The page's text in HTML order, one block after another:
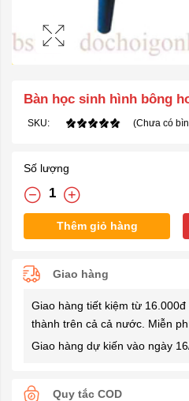
Bàn học sinh hình bông
SKU: (Chưa có
Số lượng
Thêm giỏ hàng
Giao hàng
Giao hàng tiết kiệm từ
thành trên cả cả nước. Miễn
Giao hàng dự kiến vào ngày
Quy tắc COD